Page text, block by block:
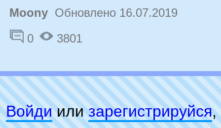
Moony Обновлено 16.07.2019
0
3801
Войдиилизарeгиcтpируйся,